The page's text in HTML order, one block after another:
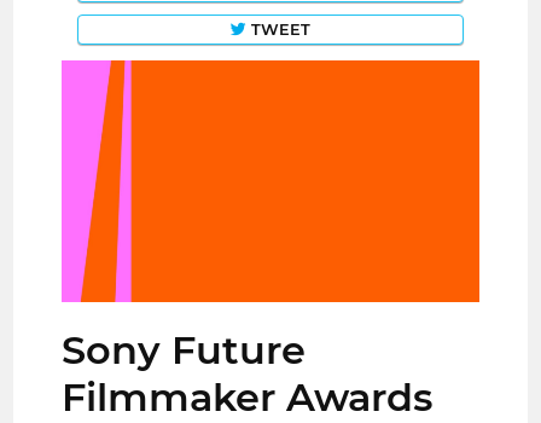
TWEET
Sony Future
Filmmaker Awards